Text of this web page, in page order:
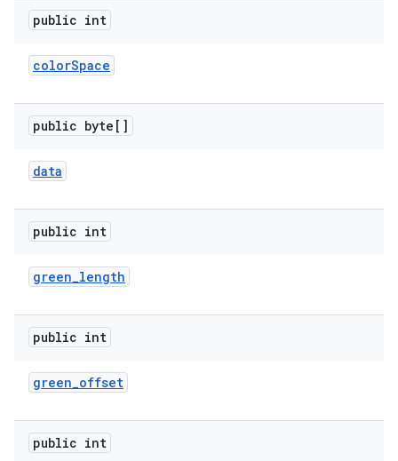
public int
colorSpace
public byte[]
data
public int
green_length
public int
green_offset
public int